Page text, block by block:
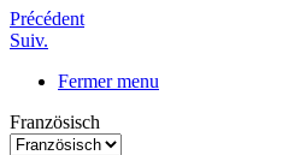
Précédent
Suiv.
Fermer menu
Französisch